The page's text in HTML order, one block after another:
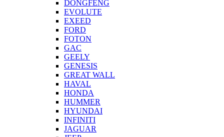
DONGFENG
EVOLUTE
EXEED
FORD
FOTON
GAC
GEELY
GENESIS
GREAT WALL
HAVAL
HONDA
HUMMER
HYUNDAI
INFINITI
JAGUAR